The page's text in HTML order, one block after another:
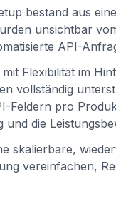
bestand aus
unsichtbar
API-
Flexibilität im
vollständig
Feldern pro
und die
skalierbare,
vereinfachen,